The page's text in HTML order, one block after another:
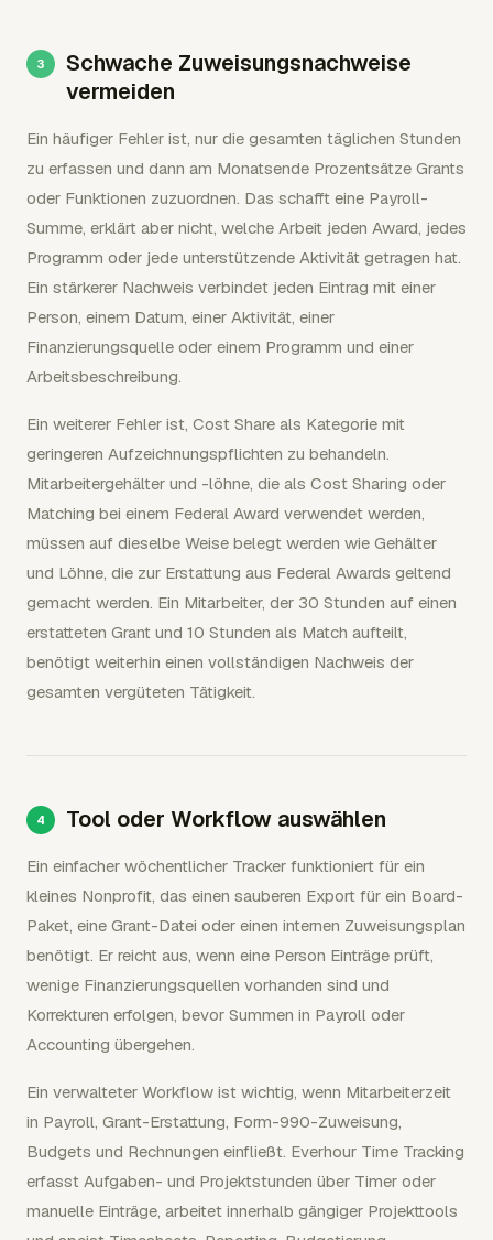
Schwache Zuweisungsnachweise
vermeiden
Ein häufiger Fehler ist, nur die gesamten täglichen Stunden
zu erfassen und dann am Monatsende Prozentsätze Grants
oder Funktionen zuzuordnen. Das schafft eine Payroll-
Summe, erklärt aber nicht, welche Arbeit jeden Award, jedes
Programm oder jede unterstützende Aktivität getragen hat.
Ein stärkerer Nachweis verbindet jeden Eintrag mit einer
Person, einem Datum, einer Aktivität, einer
Finanzierungsquelle oder einem Programm und einer
Arbeitsbeschreibung.
Ein weiterer Fehler ist, Cost Share als Kategorie mit
geringeren Aufzeichnungspflichten zu behandeln.
Mitarbeitergehälter und -löhne, die als Cost Sharing oder
Matching bei einem Federal Award verwendet werden,
müssen auf dieselbe Weise belegt werden wie Gehälter
und Löhne, die zur Erstattung aus Federal Awards geltend
gemacht werden. Ein Mitarbeiter, der 30 Stunden auf einen
erstatteten Grant und 10 Stunden als Match aufteilt,
benötigt weiterhin einen vollständigen Nachweis der
gesamten vergüteten Tätigkeit.
Tool oder Workflow auswählen
Ein einfacher wöchentlicher Tracker funktioniert für ein
kleines Nonprofit, das einen sauberen Export für ein Board-
Paket, eine Grant-Datei oder einen internen Zuweisungsplan
benötigt. Er reicht aus, wenn eine Person Einträge prüft,
wenige Finanzierungsquellen vorhanden sind und
Korrekturen erfolgen, bevor Summen in Payroll oder
Accounting übergehen.
Ein verwalteter Workflow ist wichtig, wenn Mitarbeiterzeit
in Payroll, Grant-Erstattung, Form-990-Zuweisung,
Budgets und Rechnungen einfließt. Everhour Time Tracking
erfasst Aufgaben- und Projektstunden über Timer oder
manuelle Einträge, arbeitet innerhalb gängiger Projekttools